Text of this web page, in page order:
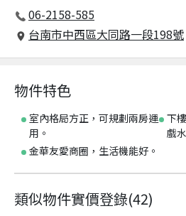
06-2158-585
台南市中西區大同路一段198號
物件特色
室內格局方正，可規劃兩房運
用。
下
戲
金華友愛商圈，生活機能好。
類似物件實價登錄(42)